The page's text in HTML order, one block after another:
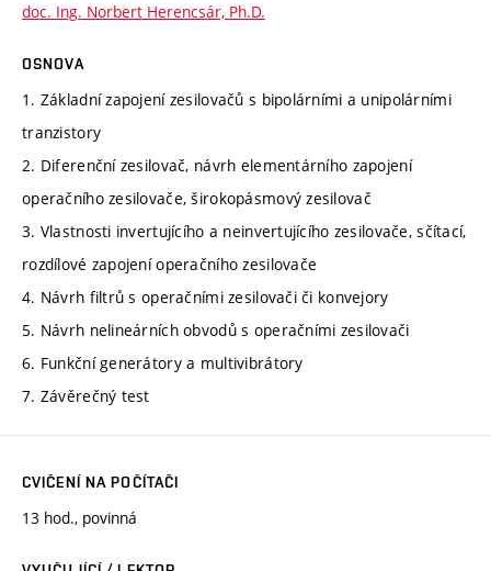
doc. Ing. Norbert Herencsár, Ph.D.
OSNOVA
1. Základní zapojení zesilovačů s bipolárními a unipolárními
tranzistory
2. Diferenční zesilovač, návrh elementárního zapojení
operačního zesilovače, širokopásmový zesilovač
3. Vlastnosti invertujícího a neinvertujícího zesilovače, sčítací,
rozdílové zapojení operačního zesilovače
4. Návrh filtrů s operačními zesilovači či konvejory
5. Návrh nelineárních obvodů s operačními zesilovači
6. Funkční generátory a multivibrátory
7. Závěrečný test
CVIČENÍ NA POČÍTAČI
13 hod., povinná